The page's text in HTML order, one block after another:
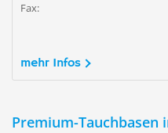
Fax:
mehr Infos
Premium-Tauchbasen